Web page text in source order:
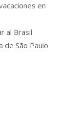
en
al Brasil
de São Paulo